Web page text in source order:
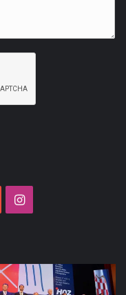
YouTubeInstagram